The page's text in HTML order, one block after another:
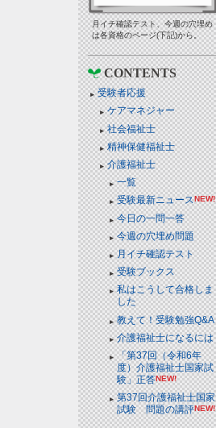
月イチ確認テスト、今週の穴埋め
は各資格のページ(下記)から。
CONTENTS
受験者応援
ケアマネジャー
社会福祉士
精神保健福祉士
介護福祉士
一覧
受験最新ニュースNEW!
今日の一問一答
今週の穴埋め問題
月イチ確認テスト
受験ブックス
私はこうして合格しま
した
教えて！受験勉強Q&A
介護福祉士になるには
「第37回（令和6年
度）介護福祉士国家試
験」正答NEW!
第37回介護福祉士国家
試験 問題の講評NEW!